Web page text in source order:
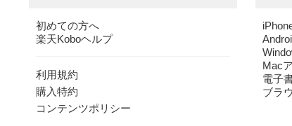
初めての方へ
楽天Koboヘルプ
利用規約
購入特約
コンテンツポリシー
Mac
電子
ブラ